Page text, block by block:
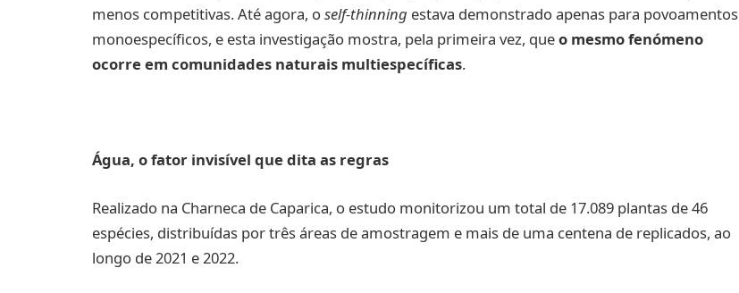
menos competitivas. Até agora, oself‑thinning estava demonstrado apenas para povoamentos
monoespecíficos, e esta investigação mostra, pela primeira vez, queo mesmo fenómeno
ocorre em comunidades naturais multiespecíficas.
Água, o fator invisível que dita as regras
Realizado na Charneca de Caparica, o estudo monitorizou um total de 17.089 plantas de 46
espécies, distribuídas por três áreas de amostragem e mais de uma centena de replicados, ao
longo de 2021 e 2022.